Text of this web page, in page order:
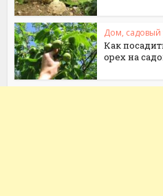
Дом, садовый
Как
орех на